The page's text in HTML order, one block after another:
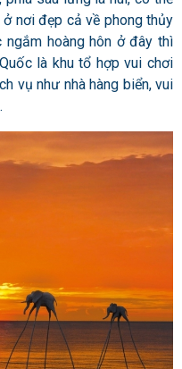
nơi đẹp cả về phong thủy
hoàng hôn ở đây thì
là khu tổ hợp vui chơi
vụ như nhà hàng biển, vui